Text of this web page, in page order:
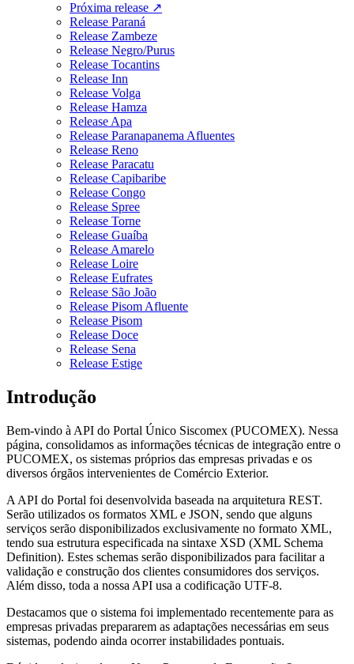
Próxima release ↗
Release Paraná
Release Zambeze
Release Negro/Purus
Release Tocantins
Release Inn
Release Volga
Release Hamza
Release Apa
Release Paranapanema Afluentes
Release Reno
Release Paracatu
Release Capibaribe
Release Congo
Release Spree
Release Torne
Release Guaíba
Release Amarelo
Release Loire
Release Eufrates
Release São João
Release Pisom Afluente
Release Pisom
Release Doce
Release Sena
Release Estige
Introdução
Bem-vindo à API do Portal Único Siscomex (PUCOMEX). Nessa
página, consolidamos as informações técnicas de integração entre o
PUCOMEX, os sistemas próprios das empresas privadas e os
diversos órgãos intervenientes de Comércio Exterior.
A API do Portal foi desenvolvida baseada na arquitetura REST.
Serão utilizados os formatos XML e JSON, sendo que alguns
serviços serão disponibilizados exclusivamente no formato XML,
tendo sua estrutura especificada na sintaxe XSD (XML Schema
Definition). Estes schemas serão disponibilizados para facilitar a
validação e construção dos clientes consumidores dos serviços.
Além disso, toda a nossa API usa a codificação UTF-8.
Destacamos que o sistema foi implementado recentemente para as
empresas privadas prepararem as adaptações necessárias em seus
sistemas, podendo ainda ocorrer instabilidades pontuais.